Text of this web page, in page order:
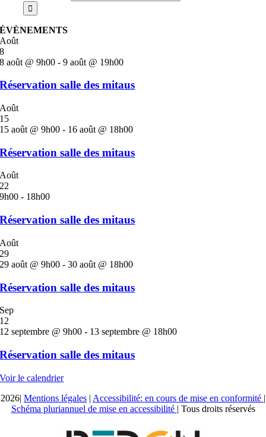
ÉVÈNEMENTS
Août
8
8 août @ 9h00 -9 août @ 19h00
Réservation salle des mitaus
Août
15
15 août @ 9h00 - 16 août @ 18h00
Réservation salle des mitaus
Août
22
9h00 - 18h00
Réservation salle des mitaus
Août
29
29 août @ 9h00 -30 août @ 18h00
Réservation salle des mitaus
Sep
12
12 septembre @ 9h00 - 13 septembre @ 18h00
Réservation salle des mitaus
Voir le calendrier
2026| Mentions légales | Accessibilité: en cours de mise en conformité |
Schéma pluriannuel de mise en accessibilité | Tous droits réservés